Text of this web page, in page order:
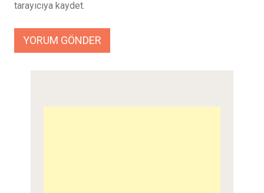
tarayıcıya kaydet.